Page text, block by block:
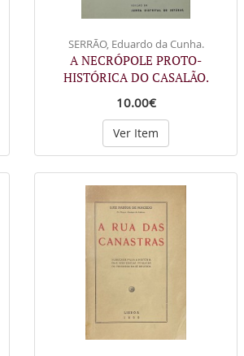
SERRÃO, Eduardo da Cunha.
A NECRÓPOLE PROTO-
HISTÓRICA DO CASALÃO.
10.00€
Ver Item